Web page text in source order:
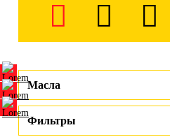
Масла
Фильтры